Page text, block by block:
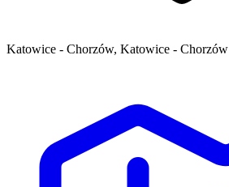
Katowice - Chorzów, Katowice - Chorzów